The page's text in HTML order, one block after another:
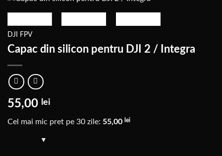
DJI FPV
Capac din silicon pentru DJI 2 / Integra
55,00 lei
Cel mai mic pret pe 30 zile: 55,00 lei